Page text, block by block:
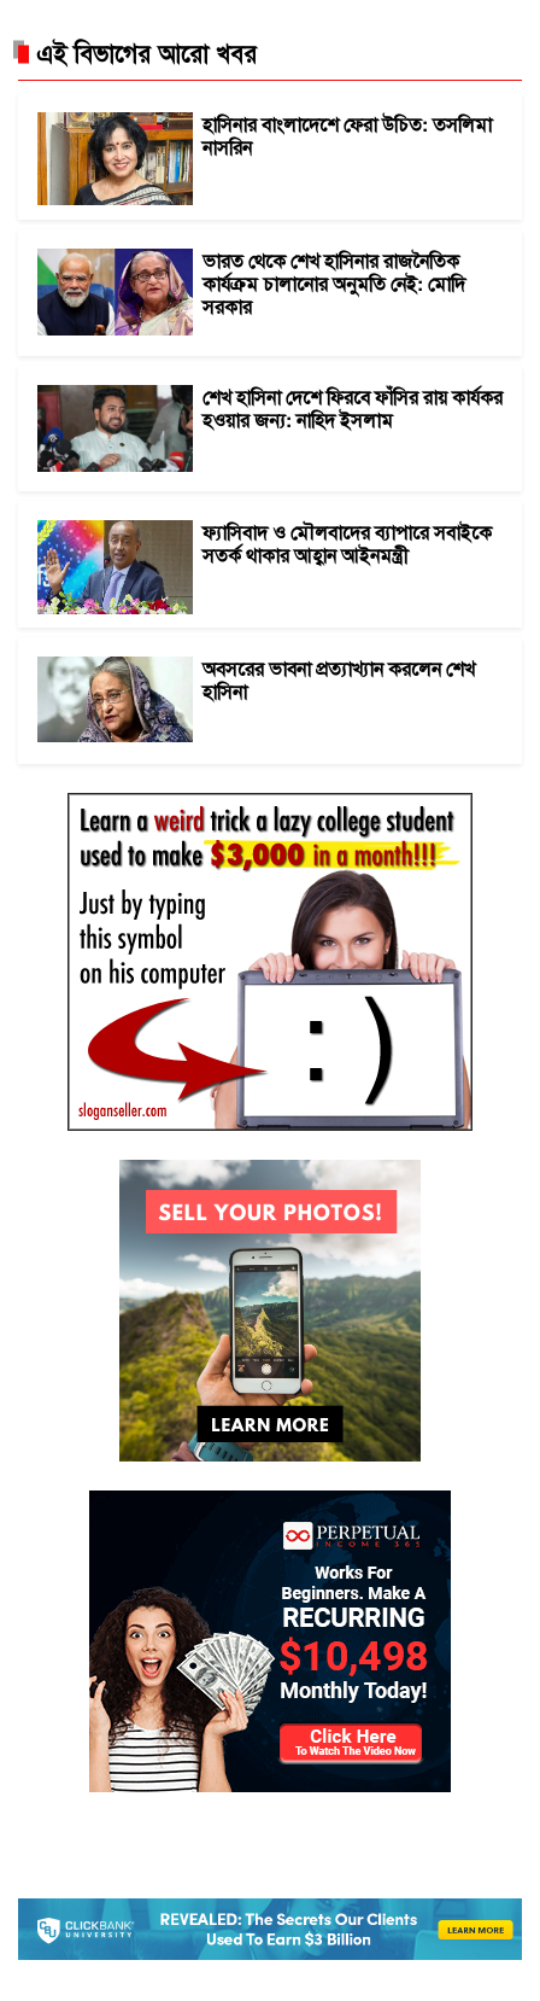
এই বিভাগের আরো খবর
হাসিনার বাংলাদেশে ফেরা উচিত: তসলিমা
নাসরিন
ভারত থেকে শেখ হাসিনার রাজনৈতিক
কার্যক্রম চালানোর অনুমতি নেই: মোদি
সরকার
শেখ হাসিনা দেশে ফিরবে ফাঁসির রায় কার্যকর
হওয়ার জন্য: নাহিদ ইসলাম
ফ্যাসিবাদ ও মৌলবাদের ব্যাপারে সবাইকে
সতর্ক থাকার আহ্বান আইনমন্ত্রী
অবসরের ভাবনা প্রত্যাখ্যান করলেন শেখ
হাসিনা